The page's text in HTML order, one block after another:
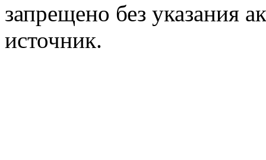
запрещено без указания
источник.